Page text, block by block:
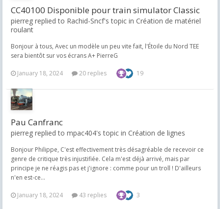
CC40100 Disponible pour train simulator Classic
pierreg replied to Rachid-Sncf's topic in Création de matériel
roulant
Bonjour à tous, Avec un modèle un peu vite fait, l'Étoile du Nord TEE
sera bientôt sur vos écrans A+ PierreG
January 18, 2024 20 replies 19
Pau Canfranc
pierreg replied to mpac404's topic in Création de lignes
Bonjour Philippe, C'est effectivement très désagréable de recevoir ce
genre de critique très injustifiée. Cela m'est déjà arrivé, mais par
principe je ne réagis pas et j'ignore : comme pour un troll ! D'ailleurs
n'en est-ce...
January 18, 2024 43 replies 3